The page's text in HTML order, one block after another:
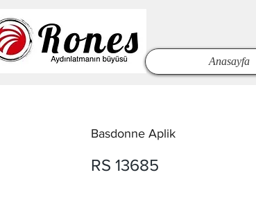
Anasayfa
Basdonne Aplik
RS 13685